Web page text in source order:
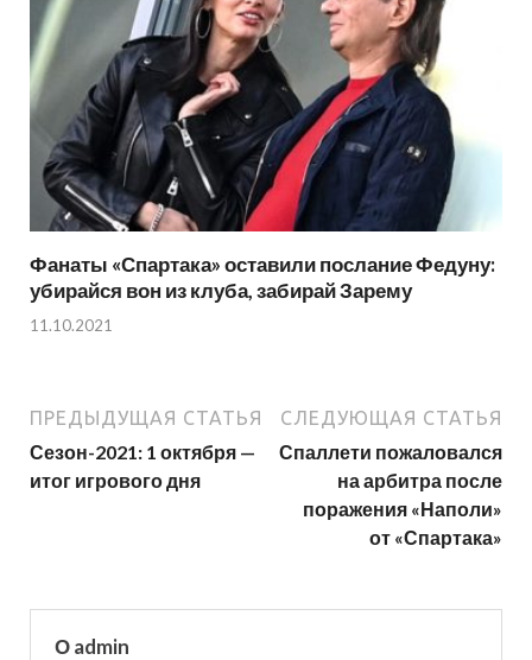
Фанаты «Спартака» оставили послание Федуну:
убирайся вон из клуба, забирай Зарему
11.10.2021
ПРЕДЫДУЩАЯ СТАТЬЯ
Сезон-2021: 1 октября —
итог игрового дня
СЛЕДУЮЩАЯ СТАТЬЯ
Спаллети пожаловался
на арбитра после
поражения «Наполи»
от «Спартака»
О admin